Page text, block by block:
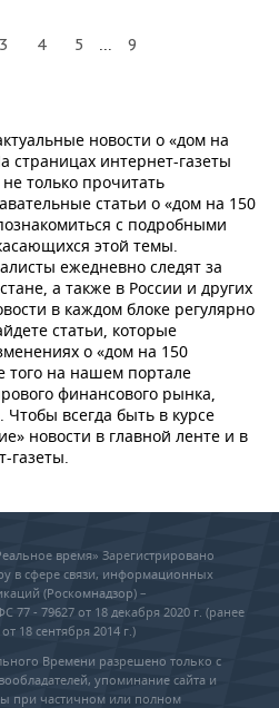
3 4 5 ... 9
новости о «дом на
страницах интернет-газеты
только прочитать
статьи о «дом на 150
с подробными
этой темы.
ежедневно следят за
а также в России и других
в каждом блоке регулярно
статьи, которые
о «дом на 150
того на нашем портале
финансового рынка,
всегда быть в курсе
новости в главной ленте и в
газеты.
время» Зарегистрировано
в сфере связи, информационных
(Роскомнадзор) –
- 79627 от 18 декабря 2020 г. (ранее
18 сентября 2014 г.)
Времени разрешено только с
упоминание сайта и
при частичном или полном